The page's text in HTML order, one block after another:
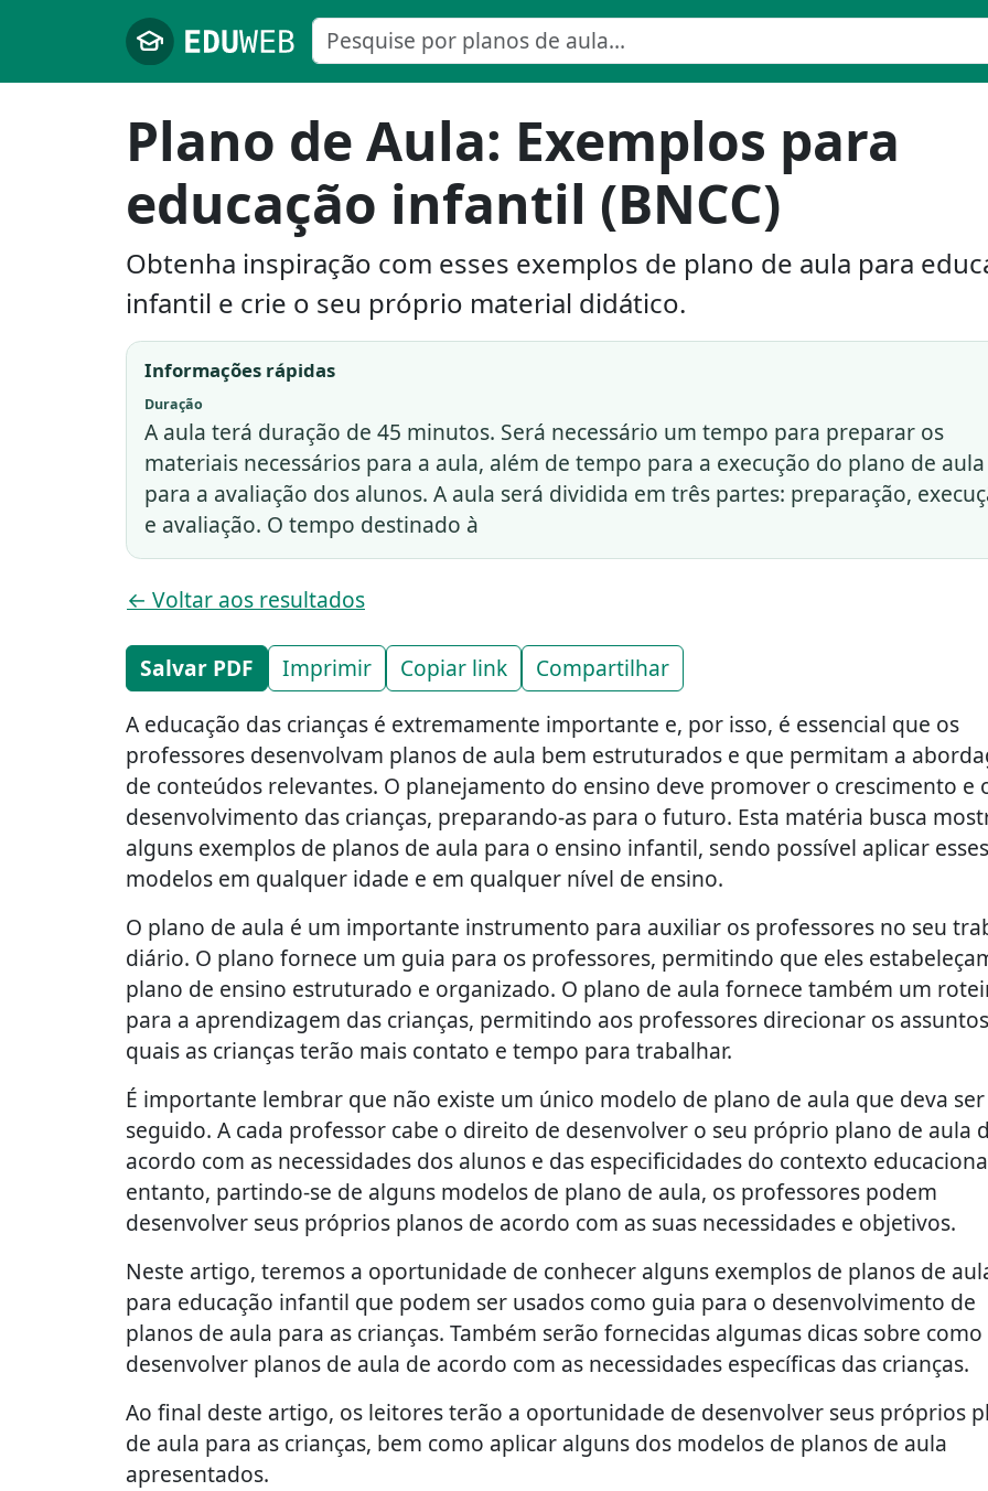
Pular para o conteúdo principal
Plano de Aula: Exemplos para
educação infantil (BNCC)
Obtenha inspiração com esses exemplos de plano de aula para
infantil e crie o seu próprio material didático.
Informações rápidas
Duração
A aula terá duração de 45 minutos. Será necessário um tempo para preparar os
materiais necessários para a aula, além de tempo para a execução do plano de
para a avaliação dos alunos. A aula será dividida em três partes: preparação,
e avaliação. O tempo destinado à
← Voltar aos resultados
Salvar PDF Imprimir Copiar link
Compartilhar
A educação das crianças é extremamente importante e, por isso, é essencial que os
professores desenvolvam planos de aula bem estruturados e que permitam a
de conteúdos relevantes. O planejamento do ensino deve promover o crescimento e
desenvolvimento das crianças, preparando-as para o futuro. Esta matéria busca
alguns exemplos de planos de aula para o ensino infantil, sendo possível aplicar esses
modelos em qualquer idade e em qualquer nível de ensino.
O plano de aula é um importante instrumento para auxiliar os professores no seu
diário. O plano fornece um guia para os professores, permitindo que eles
plano de ensino estruturado e organizado. O plano de aula fornece também um
para a aprendizagem das crianças, permitindo aos professores direcionar os
quais as crianças terão mais contato e tempo para trabalhar.
É importante lembrar que não existe um único modelo de plano de aula que deva ser
seguido. A cada professor cabe o direito de desenvolver o seu próprio plano de aula
acordo com as necessidades dos alunos e das especificidades do contexto
entanto, partindo-se de alguns modelos de plano de aula, os professores podem
desenvolver seus próprios planos de acordo com as suas necessidades e objetivos.
Neste artigo, teremos a oportunidade de conhecer alguns exemplos de planos de
para educação infantil que podem ser usados como guia para o desenvolvimento de
planos de aula para as crianças. Também serão fornecidas algumas dicas sobre como
desenvolver planos de aula de acordo com as necessidades específicas das crianças.
Ao final deste artigo, os leitores terão a oportunidade de desenvolver seus próprios
de aula para as crianças, bem como aplicar alguns dos modelos de planos de aula
apresentados.